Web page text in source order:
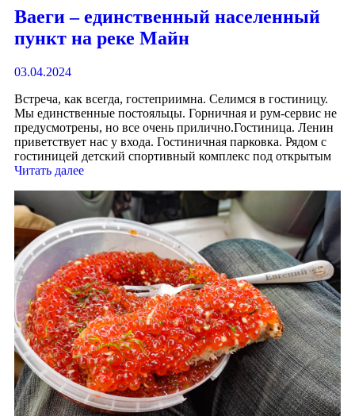
Ваеги – единственный населенный
пункт на реке Майн
03.04.2024
Встреча, как всегда, гостеприимна. Селимся в гостиницу.
Мы единственные постояльцы. Горничная и рум-сервис не
предусмотрены, но все очень прилично.Гостиница. Ленин
приветствует нас у входа. Гостиничная парковка. Рядом с
гостиницей детский спортивный комплекс под открытым
Читать далее